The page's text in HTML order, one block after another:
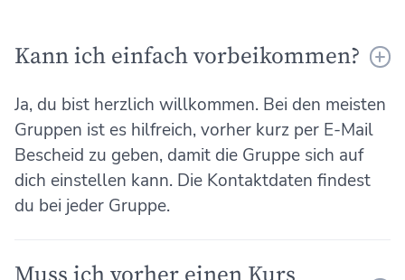
Kann ich einfach vorbeikommen?
Ja, du bist herzlich willkommen. Bei den meisten
Gruppen ist es hilfreich, vorher kurz per E-Mail
Bescheid zu geben, damit die Gruppe sich auf
dich einstellen kann. Die Kontaktdaten findest
du bei jeder Gruppe.